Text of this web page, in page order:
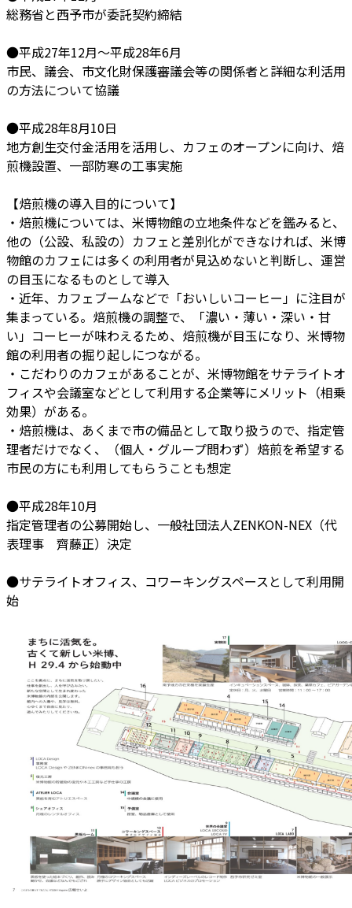
総務省と西予市が委託契約締結
●平成27年12月～平成28年6月
市民、議会、市文化財保護審議会等の関係者と詳細な利活用
の方法について協議
●平成28年8月10日
地方創生交付金活用を活用し、カフェのオープンに向け、焙
煎機設置、一部防寒の工事実施
【焙煎機の導入目的について】
・焙煎機については、米博物館の立地条件などを鑑みると、
他の（公設、私設の）カフェと差別化ができなければ、米博
物館のカフェには多くの利用者が見込めないと判断し、運営
の目玉になるものとして導入
・近年、カフェブームなどで「おいしいコーヒー」に注目が
集まっている。焙煎機の調整で、「濃い・薄い・深い・甘
い」コーヒーが味わえるため、焙煎機が目玉になり、米博物
館の利用者の掘り起しにつながる。
・こだわりのカフェがあることが、米博物館をサテライトオ
フィスや会議室などとして利用する企業等にメリット（相乗
効果）がある。
・焙煎機は、あくまで市の備品として取り扱うので、指定管
理者だけでなく、（個人・グループ問わず）焙煎を希望する
市民の方にも利用してもらうことも想定
●平成28年10月
指定管理者の公募開始し、一般社団法人ZENKON-NEX（代
表理事 齊藤正）決定
●サテライトオフィス、コワーキングスペースとして利用開
始